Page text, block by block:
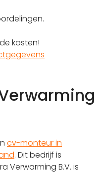
kosten!
cv-monteur in
. Dit bedrijf is
Verwarming B.V. is